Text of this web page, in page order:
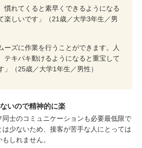
慣れてくると素早くできるようになる
楽しいです」（21歳／大学3年生／男
ーズに作業を行うことができます。人
テキパキ動けるようになると重宝して
」（25歳／大学1年生／男性）
いので精神的に楽
同士のコミュニケーションも必要最低限で
は少ないため、接客が苦手な人にとっては
しれません。